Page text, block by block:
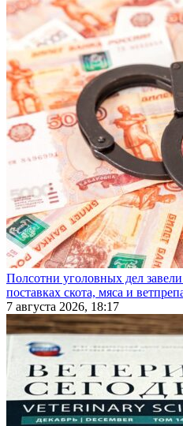
Полсотни уголовных дел
поставках скота, мяса и
7 августа 2026, 18:17